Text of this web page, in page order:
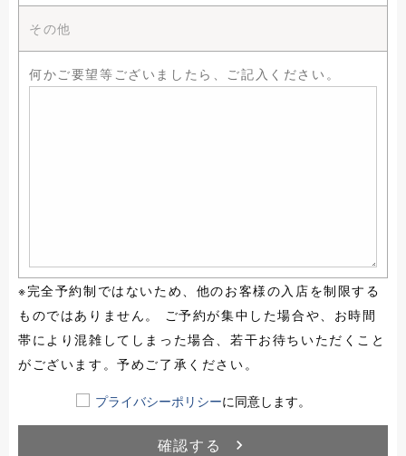
その他
何かご要望等ございましたら、ご記入ください。
※完全予約制ではないため、他のお客様の入店を制限する
ものではありません。 ご予約が集中した場合や、お時間
帯により混雑してしまった場合、若干お待ちいただくこと
がございます。予めご了承ください。
プライバシーポリシーに同意します。
確認する
navigate_next